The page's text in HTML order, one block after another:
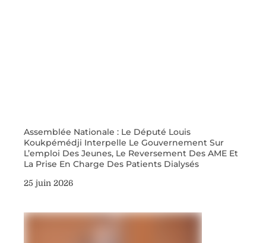
Assemblée Nationale : Le Député Louis
Koukpémédji Interpelle Le Gouvernement Sur
L’emploi Des Jeunes, Le Reversement Des AME Et
La Prise En Charge Des Patients Dialysés
25 juin 2026